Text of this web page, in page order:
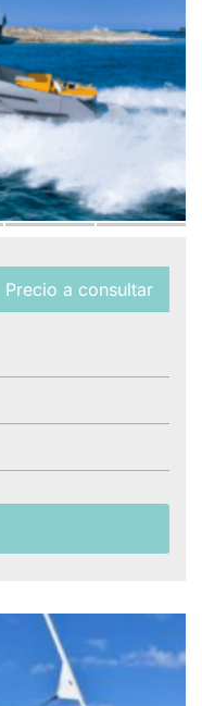
Precio a consultar